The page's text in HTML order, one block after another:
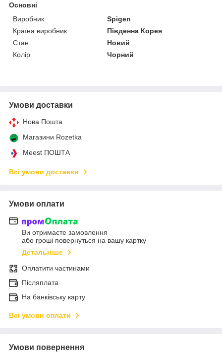
Основні
Виробник
Spigen
Країна виробник
Південна Корея
Стан
Новий
Колір
Чорний
Умови доставки
Нова Пошта
Магазини Rozetka
Meest ПОШТА
Всі умови доставки
Умови оплати
Ви отримаєте замовлення
або гроші повернуться на вашу картку
Детальніше
Оплатити частинами
Післяплата
На банківську карту
Всі умови оплати
Умови повернення